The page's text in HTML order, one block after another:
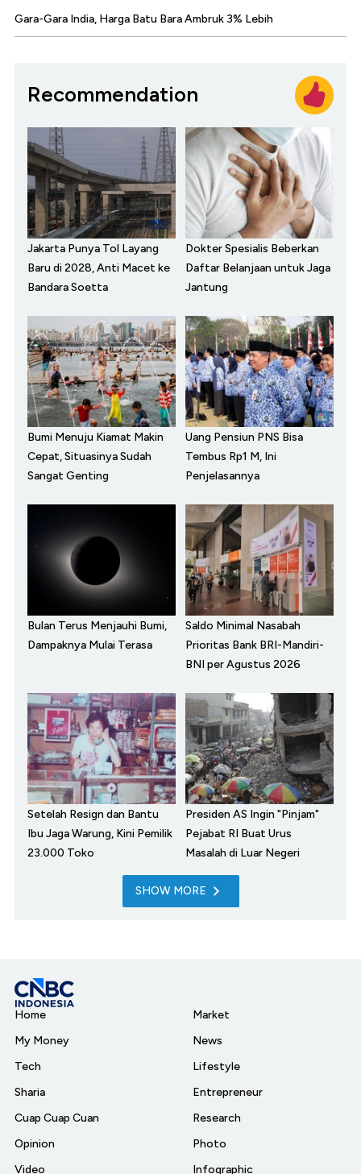
Gara-Gara India, Harga Batu Bara Ambruk 3% Lebih
Recommendation
Jakarta Punya Tol Layang
Baru di 2028, Anti Macet ke
Bandara Soetta
Dokter Spesialis Beberkan
Daftar Belanjaan untuk Jaga
Jantung
Bumi Menuju Kiamat Makin
Cepat, Situasinya Sudah
Sangat Genting
Uang Pensiun PNS Bisa
Tembus Rp1 M, Ini
Penjelasannya
Bulan Terus Menjauhi Bumi,
Dampaknya Mulai Terasa
Saldo Minimal Nasabah
Prioritas Bank BRI-Mandiri-
BNI per Agustus 2026
Setelah Resign dan Bantu
Ibu Jaga Warung, Kini Pemilik
23.000 Toko
Presiden AS Ingin "Pinjam"
Pejabat RI Buat Urus
Masalah di Luar Negeri
SHOW MORE
Home
My Money
Tech
Sharia
Cuap Cuap Cuan
Opinion
Video
Market
News
Lifestyle
Entrepreneur
Research
Photo
Infographic